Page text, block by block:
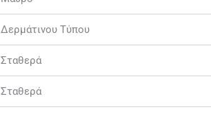
Δερμάτινου Τύπου
Σταθερά
Σταθερά